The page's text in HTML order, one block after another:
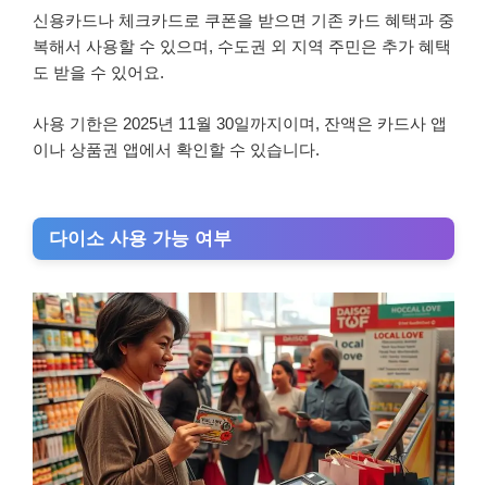
신용카드나 체크카드로 쿠폰을 받으면 기존 카드 혜택과 중
복해서 사용할 수 있으며, 수도권 외 지역 주민은 추가 혜택
도 받을 수 있어요.
사용 기한은 2025년 11월 30일까지이며, 잔액은 카드사 앱
이나 상품권 앱에서 확인할 수 있습니다.
다이소 사용 가능 여부